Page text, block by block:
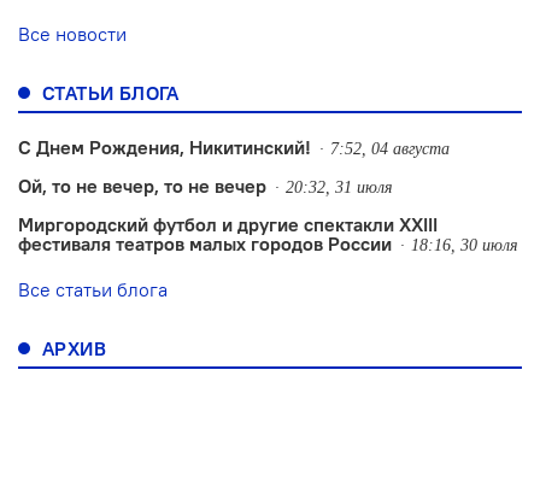
Все новости
СТАТЬИ БЛОГА
С Днем Рождения, Никитинский! 7:52, 04 августа
Ой, то не вечер, то не вечер 20:32, 31 июля
Миргородский футбол и другие спектакли XXIII
фестиваля театров малых городов России
18:16, 30 июля
Все статьи блога
АРХИВ